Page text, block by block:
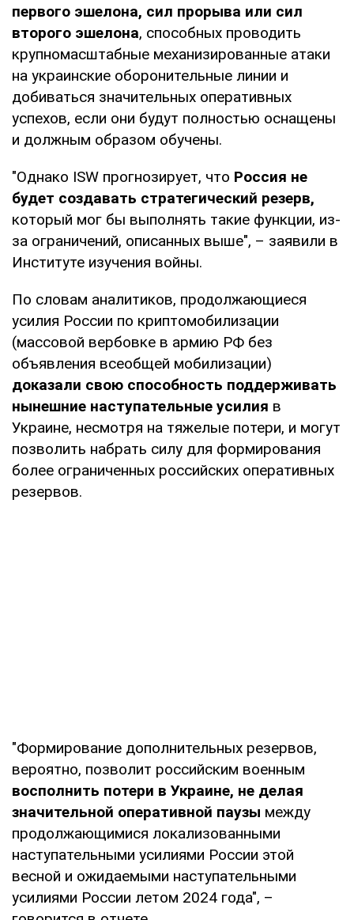
первого эшелона, сил прорыва или сил
второго эшелона, способных проводить
крупномасштабные механизированные атаки
на украинские оборонительные линии и
добиваться значительных оперативных
успехов, если они будут полностью оснащены
и должным образом обучены.
"Однако ISW прогнозирует, что Россия не
будет создавать стратегический резерв,
который мог бы выполнять такие функции, из-
за ограничений, описанных выше", – заявили в
Институте изучения войны.
По словам аналитиков, продолжающиеся
усилия России по криптомобилизации
(массовой вербовке в армию РФ без
объявления всеобщей мобилизации)
доказали свою способность поддерживать
нынешние наступательные усилия в
Украине, несмотря на тяжелые потери, и могут
позволить набрать силу для формирования
более ограниченных российских оперативных
резервов.
"Формирование дополнительных резервов,
вероятно, позволит российским военным
восполнить потери в Украине, не делая
значительной оперативной паузы между
продолжающимися локализованными
наступательными усилиями России этой
весной и ожидаемыми наступательными
усилиями России летом 2024 года", –